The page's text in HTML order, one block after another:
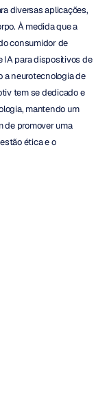
diversas aplicações,
À medida que a
consumidor de
IA para dispositivos de
a neurotecnologia de
tem se dedicado e
mantendo um
de promover uma
ética e o